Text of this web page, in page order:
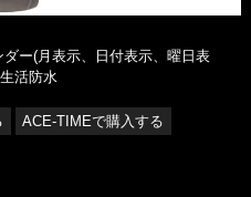
ー(月表示、日付表示、曜日表
活防水
ACE-TIMEで購入する